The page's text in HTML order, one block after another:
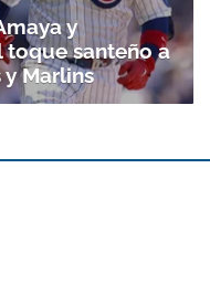
boletín.
ACEPTAR
y
toque santeño a
Marlins